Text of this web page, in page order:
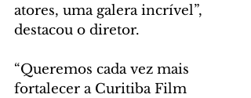
atores, uma galera incrível”,
destacou o diretor.
“Queremos cada vez mais
fortalecer a Curitiba Film